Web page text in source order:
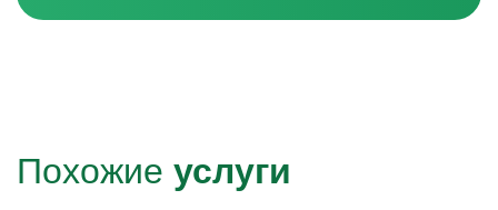
Похожие услуги